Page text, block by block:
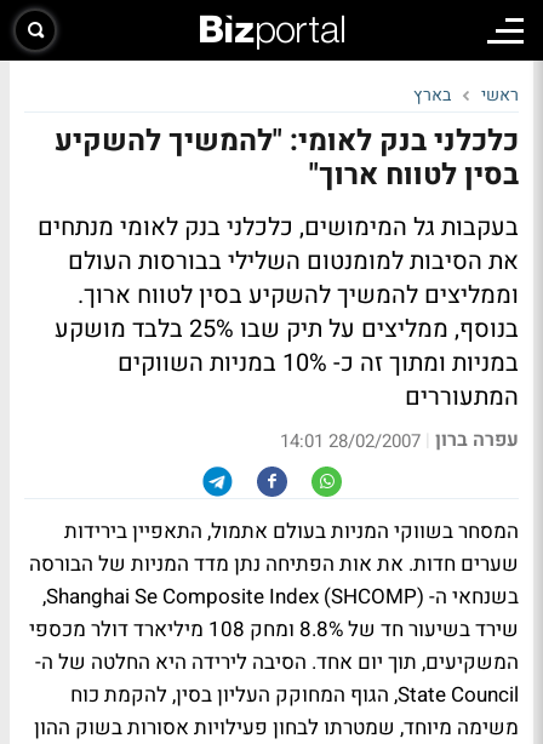
ראשי בארץ
כלכלני בנק לאומי: "להמשיך להשקיע
בסין לטווח ארוך"
בעקבות גל המימושים, כלכלני בנק לאומי מנתחים
את הסיבות למומנטום השלילי בבורסות העולם
וממליצים להמשיך להשקיע בסין לטווח ארוך.
בנוסף, ממליצים על תיק שבו 25% בלבד מושקע
במניות ומתוך זה כ- 10% במניות השווקים
המתעוררים
עפרה ברון |
28/02/2007 14:01
המסחר בשווקי המניות בעולם אתמול, התאפיין בירידות
שערים חדות. את אות הפתיחה נתן מדד המניות של הבורסה
בשנחאי ה- Shanghai Se Composite Index (SHCOMP),
שירד בשיעור חד של 8.8% ומחק 108 מיליארד דולר מכספי
המשקיעים, תוך יום אחד. הסיבה לירידה היא החלטה של ה-
State Council, הגוף המחוקק העליון בסין, להקמת כוח
משימה מיוחד, שמטרתו לבחון פעילויות אסורות בשוק ההון